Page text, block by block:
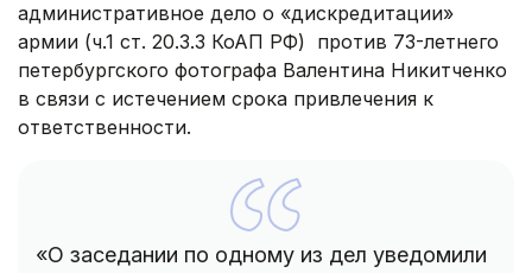
административное дело о «дискредитации»
армии (ч.1 ст. 20.3.3 КоАП РФ) против 73-летнего
петербургского фотографа Валентина Никитченко
в связи с истечением срока привлечения к
ответственности.
«О заседании по одному из дел уведомили